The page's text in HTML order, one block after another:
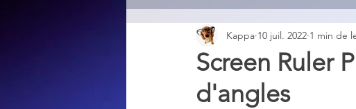
Compression ZIP, RAR, etc.
Dossier Windows Explorateurs
Screen Ruler
d'angles
Kappa 10 juil. 2022 1 min de